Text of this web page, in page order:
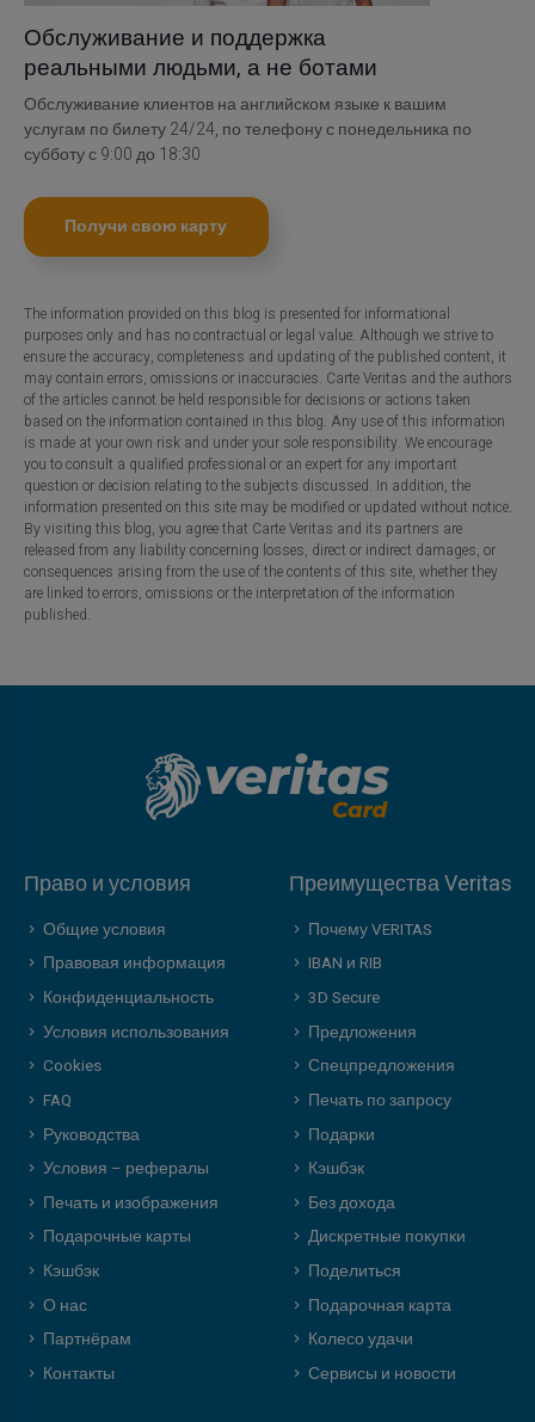
Обслуживание и поддержка
реальными людьми, а не ботами
Обслуживание клиентов на английском языке к вашим
услугам по билету 24/24, по телефону с понедельника по
субботу с 9:00 до 18:30
Получи свою карту
The information provided on this blog is presented for informational
purposes only and has no contractual or legal value. Although we strive to
ensure the accuracy, completeness and updating of the published content, it
may contain errors, omissions or inaccuracies. Carte Veritas and the authors
of the articles cannot be held responsible for decisions or actions taken
based on the information contained in this blog. Any use of this information
is made at your own risk and under your sole responsibility. We encourage
you to consult a qualified professional or an expert for any important
question or decision relating to the subjects discussed. In addition, the
information presented on this site may be modified or updated without notice.
By visiting this blog, you agree that Carte Veritas and its partners are
released from any liability concerning losses, direct or indirect damages, or
consequences arising from the use of the contents of this site, whether they
are linked to errors, omissions or the interpretation of the information
published.
Право и условия
Общие условия
Правовая информация
Конфиденциальность
Условия использования
Cookies
FAQ
Руководства
Условия – рефералы
Печать и изображения
Подарочные карты
Кэшбэк
О нас
Партнёрам
Контакты
Преимущества Veritas
Почему VERITAS
IBAN и RIB
3D Secure
Предложения
Спецпредложения
Печать по запросу
Подарки
Кэшбэк
Без дохода
Дискретные покупки
Поделиться
Подарочная карта
Колесо удачи
Сервисы и новости